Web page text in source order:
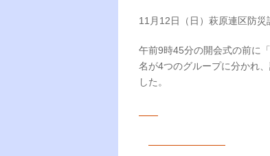
11月12日（日）萩原連区防災
午前9時45分の開会式の前に
名が4つのグループに分かれ
した。